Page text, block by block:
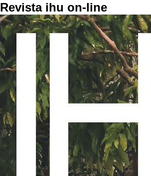
Revista ihu on-line